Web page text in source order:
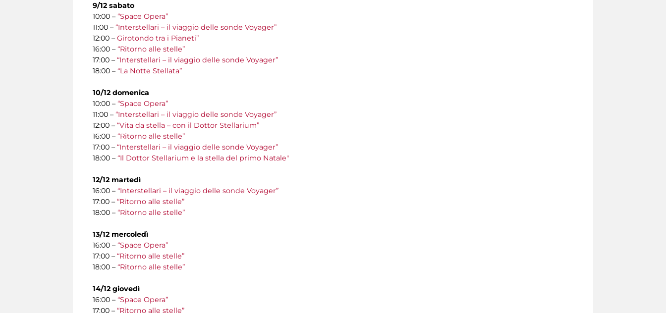
9/12 sabato
10:00 – “Space Opera”
11:00 – “Interstellari – il viaggio delle sonde Voyager”
12:00 – Girotondo tra i Pianeti”
16:00 – “Ritorno alle stelle”
17:00 – “Interstellari – il viaggio delle sonde Voyager”
18:00 – “La Notte Stellata”
10/12 domenica
10:00 – “Space Opera”
11:00 – “Interstellari – il viaggio delle sonde Voyager”
12:00 – “Vita da stella – con il Dottor Stellarium”
16:00 – “Ritorno alle stelle”
17:00 – “Interstellari – il viaggio delle sonde Voyager”
18:00 – “Il Dottor Stellarium e la stella del primo Natale"
12/12 martedì
16:00 – “Interstellari – il viaggio delle sonde Voyager”
17:00 – “Ritorno alle stelle”
18:00 – “Ritorno alle stelle”
13/12 mercoledì
16:00 – “Space Opera”
17:00 – “Ritorno alle stelle”
18:00 – “Ritorno alle stelle”
14/12 giovedì
16:00 – “Space Opera”
17:00 – “Ritorno alle stelle”